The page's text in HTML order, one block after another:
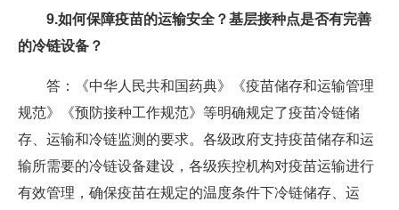
9.如何保障疫苗的运输安全？基层接种点是否有完善
的冷链设备？
答：《中华人民共和国药典》《疫苗储存和运输管理
规范》《预防接种工作规范》等明确规定了疫苗冷链储
存、运输和冷链监测的要求。各级政府支持疫苗储存和运
输所需要的冷链设备建设，各级疾控机构对疫苗运输进行
有效管理，确保疫苗在规定的温度条件下冷链储存、运